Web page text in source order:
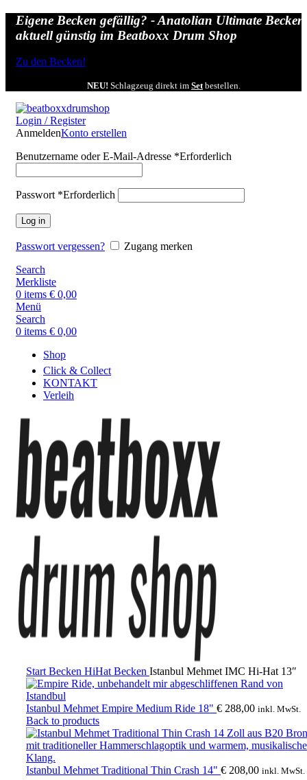
Eigene Becken gefällig? - Anatolian Ultimate Becken
aktuell günstig im Beatboxx Drum Shop
Zu den Becken!
NEU! Schlagzeug direkt im Setbestellen.
Login / Register
AnmeldenKonto erstellen
Benutzername oder E-Mail-Adresse *Erforderlich
Passwort *Erforderlich
Log in
Passwort vergessen?
Zugang merken
Search
Merkliste
0 items € 0,00
Menü
Search
0 items € 0,00
Shop
Click & Collect
KONTAKT
Verleih
StartBecken HiHat Becken Istanbul Mehmet IMC Hi-Hat 13″
Istanbul Mehmet Empire Medium Ride 18" € 288,00 inkl. MwSt.
Back to products
Istanbul Mehmet Traditional Thin Crash 14" € 208,00 inkl. MwSt.